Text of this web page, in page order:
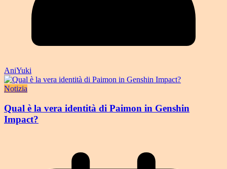
AniYuki
Notizia
Qual è la vera identità di Paimon in Genshin
Impact?